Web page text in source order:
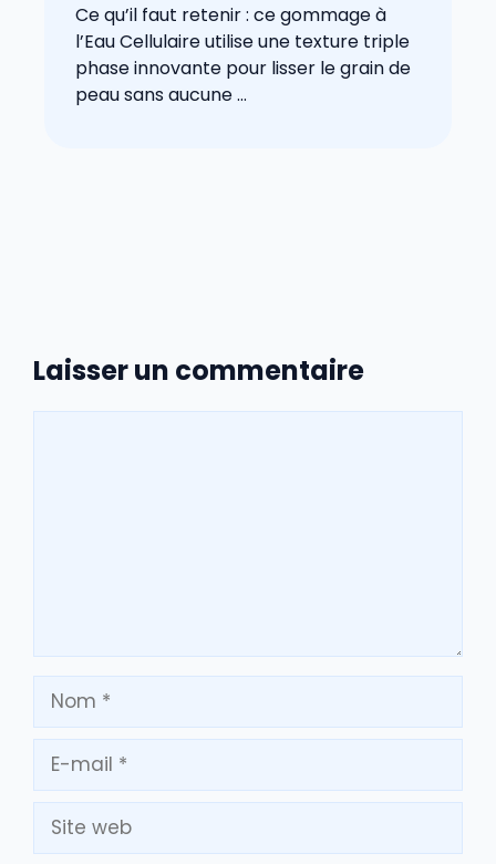
Ce qu’il faut retenir : ce gommage à
l’Eau Cellulaire utilise une texture triple
phase innovante pour lisser le grain de
peau sans aucune ...
Laisser un commentaire
Nom
mail
Site
web